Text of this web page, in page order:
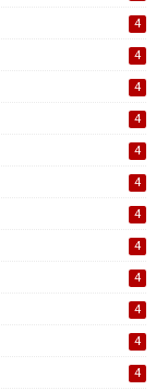
4
4
4
4
4
4
4
4
4
4
4
4